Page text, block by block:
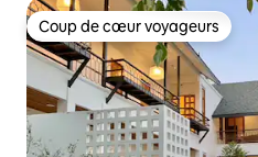
Coup de cœur voyageurs
Coup de cœur voyageurs